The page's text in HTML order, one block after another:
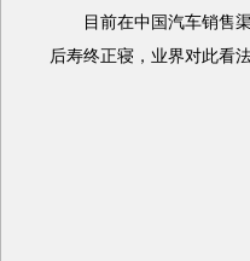
目前在中国汽车销售渠
后寿终正寝，业界对此看法